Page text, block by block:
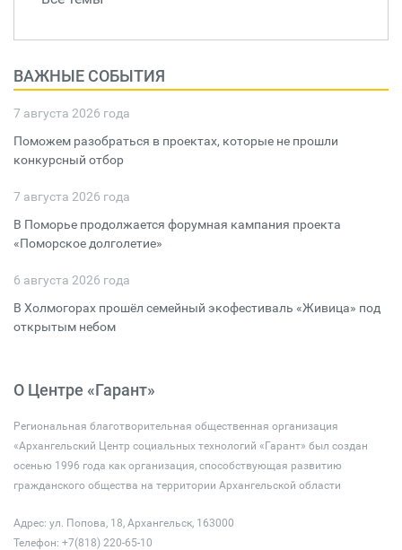
ВАЖНЫЕ СОБЫТИЯ
7 августа 2026 года
Поможем разобраться в проектах, которые не прошли
конкурсный отбор
7 августа 2026 года
В Поморье продолжается форумная кампания проекта
«Поморское долголетие»
6 августа 2026 года
В Холмогорах прошёл семейный экофестиваль «Живица» под
открытым небом
О Центре «Гарант»
Региональная благотворительная общественная организация
«Архангельский Центр социальных технологий «Гарант» был создан
осенью 1996 года как организация, способствующая развитию
гражданского общества на территории Архангельской области
Адрес: ул. Попова, 18, Архангельск, 163000
Телефон: +7(818) 220-65-10